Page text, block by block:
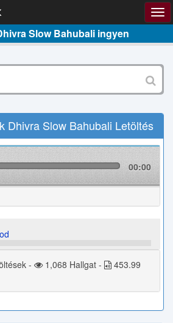
Slow Bahubali ingyen
Dhivra Slow Bahubali Letöltés
00:00
- 1,068 Hallgat -
453.99